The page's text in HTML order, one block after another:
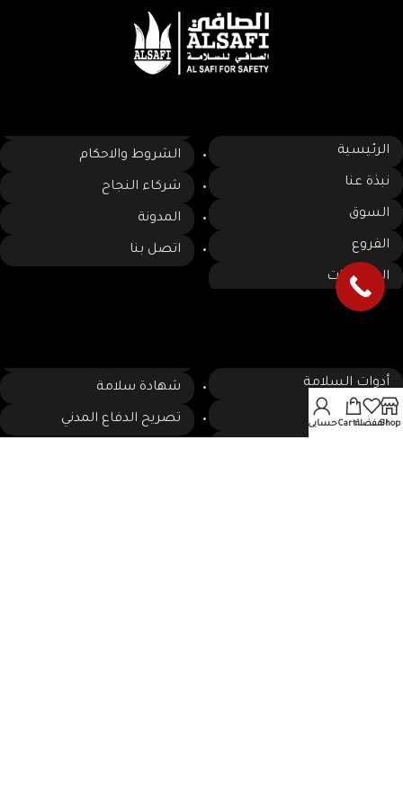
الرئيسية
نبذة عنا
السوق
الفروع
الكتالوجات
الشروط والاحكام
شركاء النجاح
المدونة
اتصل بنا
أدوات السلامة
أجهزة الاطفاء
شهادة سلامة
تصريح الدفاع المدني ShopالمفضلةCartحسابى